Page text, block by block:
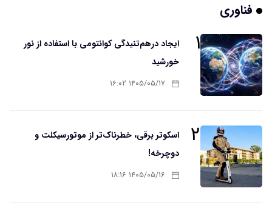
فناوری
۱
ایجاد درهم‌تنیدگی کوانتومی با استفاده از نور
خورشید
۱۴۰۵/۰۵/۱۷ ۱۶:۰۲
۲
اسکوتر برقی، خطرناک‌تر از موتورسیکلت و
دوچرخه!
۱۴۰۵/۰۵/۱۶ ۱۸:۱۶